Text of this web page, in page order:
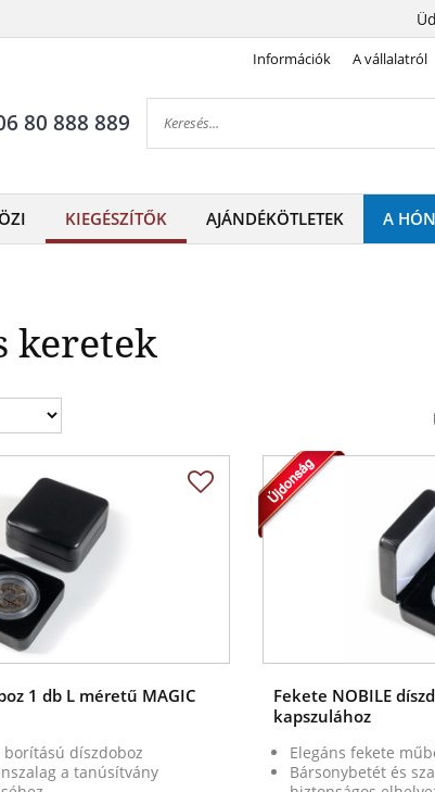
Információk A vállalatról
80 888 889
KIEGÉSZÍTŐK AJÁNDÉKÖTLETEK A
keretek
1 db L méretű MAGIC
díszdoboz
a tanúsítvány
Fekete NOBILE
kapszulához
Elegáns fekete
Bársonybetét és